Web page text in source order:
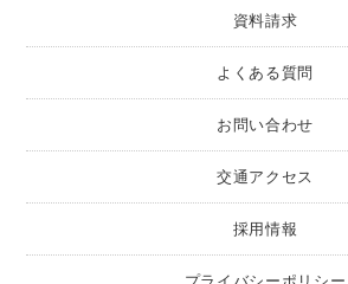
資料請求
よくある質問
お問い合わせ
交通アクセス
採用情報